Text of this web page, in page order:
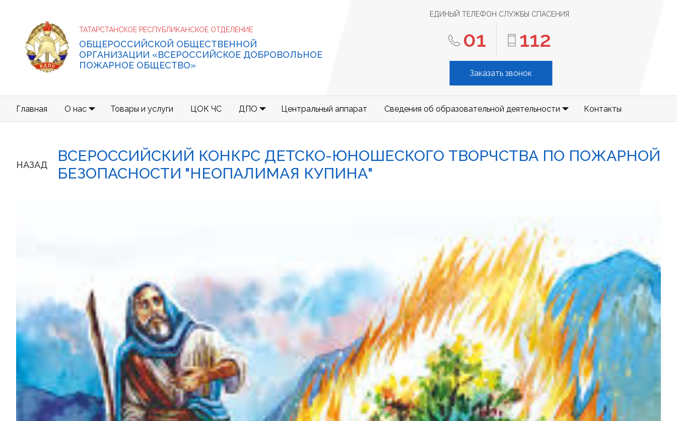
ТАТАРСТАНСКОЕ РЕСПУБЛИКАНСКОЕ ОТДЕЛЕНИЕ
ОБЩЕРОССИЙСКОЙ ОБЩЕСТВЕННОЙ
ОРГАНИЗАЦИИ «ВСЕРОССИЙСКОЕ ДОБРОВОЛЬНОЕ
ПОЖАРНОЕ ОБЩЕСТВО»
ЕДИНЫЙ ТЕЛЕФОН СЛУЖБЫ СПАСЕНИЯ
01 112
Заказать звонок
Главная О нас Товары и услуги ЦОК ЧС ДПО Центральный аппарат Сведения об образовательной деятельности Контакты
НАЗАД
ВСЕРОССИЙСКИЙ КОНКРС ДЕТСКО-ЮНОШЕСКОГО ТВОРЧСТВА ПО ПОЖАРНОЙ
БЕЗОПАСНОСТИ "НЕОПАЛИМАЯ КУПИНА"